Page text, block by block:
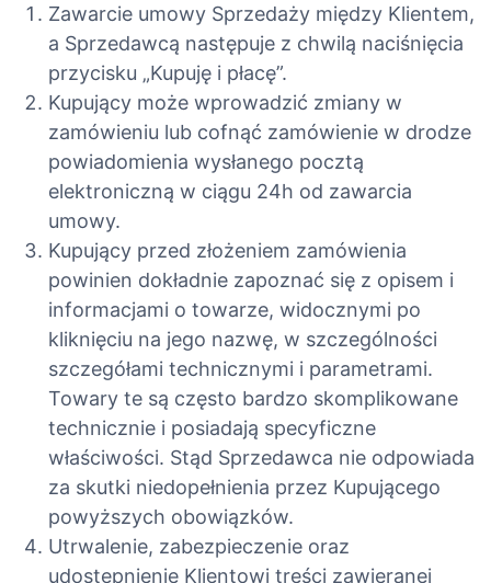
Zawarcie umowy Sprzedaży między Klientem,
a Sprzedawcą następuje z chwilą naciśnięcia
przycisku „Kupuję i płacę”.
Kupujący może wprowadzić zmiany w
zamówieniu lub cofnąć zamówienie w drodze
powiadomienia wysłanego pocztą
elektroniczną w ciągu 24h od zawarcia
umowy.
Kupujący przed złożeniem zamówienia
powinien dokładnie zapoznać się z opisem i
informacjami o towarze, widocznymi po
kliknięciu na jego nazwę, w szczególności
szczegółami technicznymi i parametrami.
Towary te są często bardzo skomplikowane
technicznie i posiadają specyficzne
właściwości. Stąd Sprzedawca nie odpowiada
za skutki niedopełnienia przez Kupującego
powyższych obowiązków.
Utrwalenie, zabezpieczenie oraz
udostępnienie Klientowi treści zawieranej